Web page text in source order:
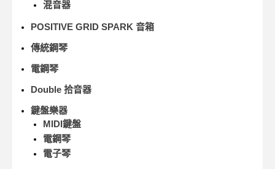
混音器
POSITIVE GRID SPARK 音箱
傳統鋼琴
電鋼琴
Double 拾音器
鍵盤樂器
MIDI鍵盤
電鋼琴
電子琴